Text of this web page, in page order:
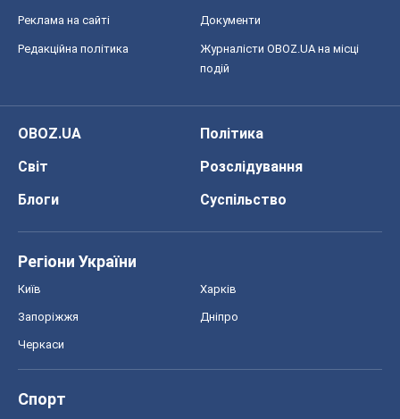
Реклама на сайті Документи
Редакційна політика
Журналісти OBOZ.UA на місці
подій
OBOZ.UA
Політика
Світ
Розслідування
Блоги
Суспільство
Регіони України
Київ Харків
Запоріжжя Дніпро
Черкаси
Спорт